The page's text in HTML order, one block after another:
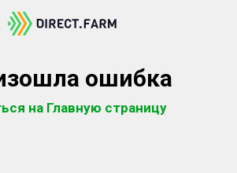
ошибка
на Главную страницу